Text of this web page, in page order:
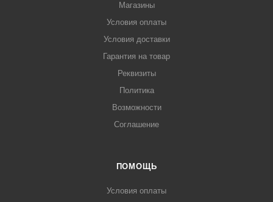
Магазины
Условия оплаты
Условия доставки
Гарантия на товар
Реквизиты
Политика
Возможности
Соглашение
ПОМОЩЬ
Условия оплаты